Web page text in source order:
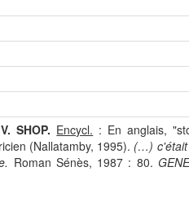
SHOP. Encycl. : En anglais,
(Nallatamby, 1995). (…) c'était
Roman Sénès, 1987 : 80.